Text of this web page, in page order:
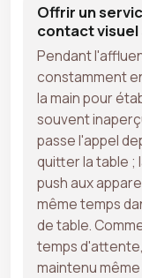
Offrir un
contact visuel
Pendant
constamment
la main pour
souvent
passe l'appel
quitter la table ;
push aux
même temps
de table.
temps
maintenu